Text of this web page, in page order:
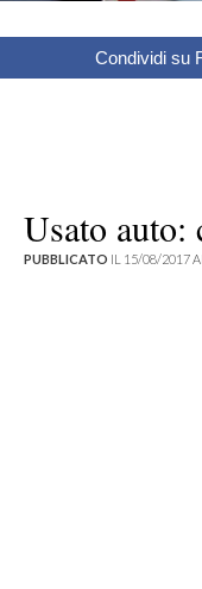
Condividi su
Usato auto:
PUBBLICATO IL 15/08/2017